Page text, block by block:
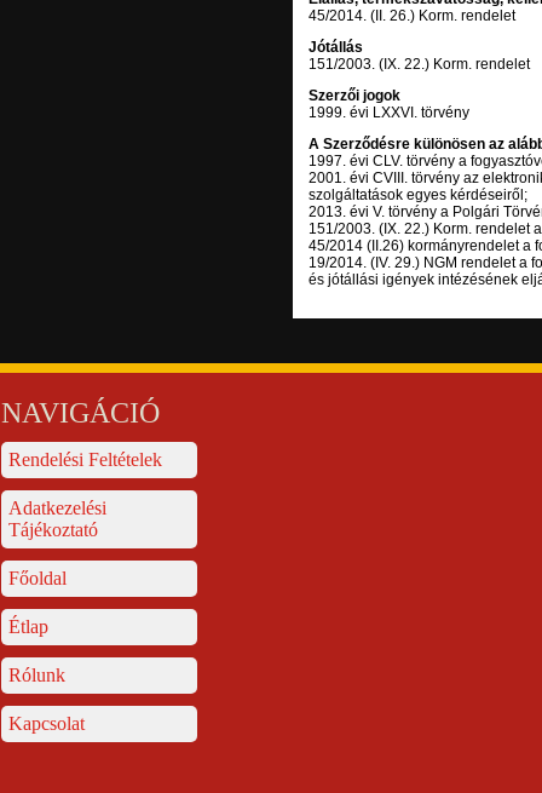
45/2014. (II. 26.) Korm. rendelet
Jótállás
151/2003. (IX. 22.) Korm. rendelet
Szerzői jogok
1999. évi LXXVI. törvény
A Szerződésre különösen az
1997. évi CLV. törvény a
2001. évi CVIII. törvény az
szolgáltatások egyes kérdéseiről;
2013. évi V. törvény a Polgári
151/2003. (IX. 22.) Korm. rendelet
45/2014 (II.26) kormányrendelet a
19/2014. (IV. 29.) NGM rendelet a
és jótállási igények intézésének
NAVIGÁCIÓ
Rendelési Feltételek
Adatkezelési
Tájékoztató
Főoldal
Étlap
Rólunk
Kapcsolat